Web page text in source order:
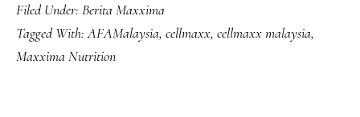
Filed Under: Berita Maxxima
Tagged With:AFAMalaysia, cellmaxx, cellmaxx malaysia,
Maxxima Nutrition